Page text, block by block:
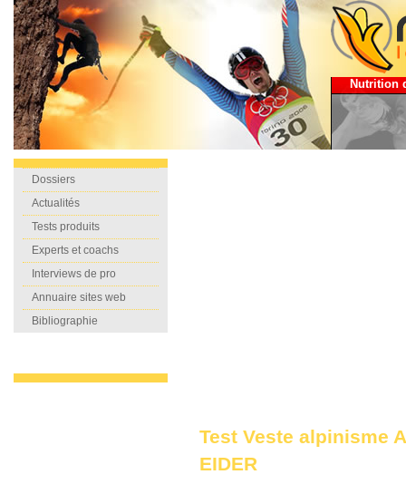
Nutrition
Dossiers
Actualités
Tests produits
Experts et coachs
Interviews de pro
Annuaire sites web
Bibliographie
Test Veste alpinisme
EIDER